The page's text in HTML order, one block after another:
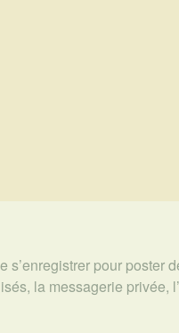
pour poster
la messagerie privée,